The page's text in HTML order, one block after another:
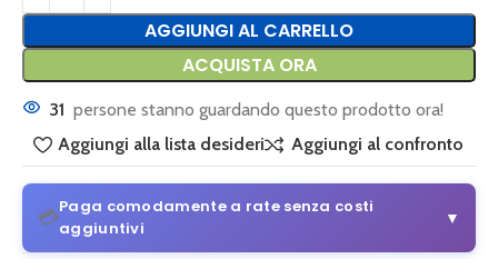
AGGIUNGI AL CARRELLO
ACQUISTA ORA
31 persone stanno guardando questo prodotto ora!
Aggiungi alla lista desideri
Aggiungi al confronto
💳Paga comodamente a rate senza costi
aggiuntivi
▼